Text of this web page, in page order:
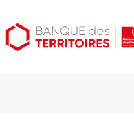
Aller
au
Aller
au
Ouvrir
les